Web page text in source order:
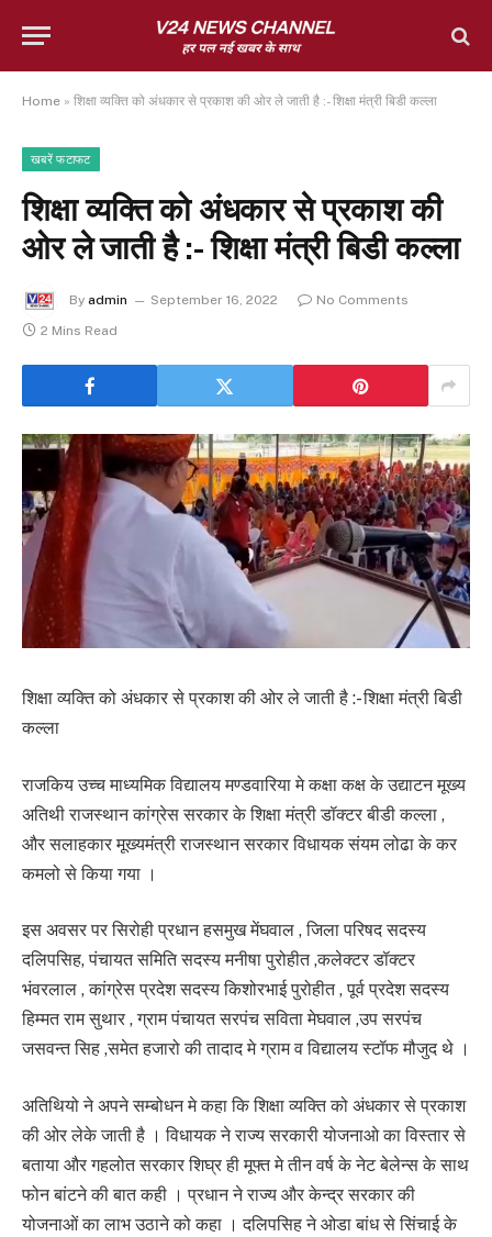
Home » शिक्षा व्यक्ति को अंधकार से प्रकाश की ओर ले जाती है :- शिक्षा मंत्री बिडी कल्ला
खबरें फटाफट
शिक्षा व्यक्ति को अंधकार से प्रकाश की
ओर ले जाती है :- शिक्षा मंत्री बिडी कल्ला
By admin September 16, 2022
No Comments
2 Mins Read
शिक्षा व्यक्ति को अंधकार से प्रकाश की ओर ले जाती है :- शिक्षा मंत्री बिडी
कल्ला
राजकिय उच्च माध्यमिक विद्यालय मण्डवारिया मे कक्षा कक्ष के उद्याटन मूख्य
अतिथी राजस्थान कांग्रेस सरकार के शिक्षा मंत्री डॉक्टर बीडी कल्ला ,
और सलाहकार मूख्यमंत्री राजस्थान सरकार विधायक संयम लोढा के कर
कमलो से किया गया ।
इस अवसर पर सिरोही प्रधान हसमुख मेंघवाल , जिला परिषद सदस्य
दलिपसिह, पंचायत समिति सदस्य मनीषा पुरोहीत ,कलेक्टर डॉक्टर
भंवरलाल , कांग्रेस प्रदेश सदस्य किशोरभाई पुरोहीत , पूर्व प्रदेश सदस्य
हिम्मत राम सुथार , ग्राम पंचायत सरपंच सविता मेघवाल ,उप सरपंच
जसवन्त सिह ,समेत हजारो की तादाद मे ग्राम व विद्यालय स्टॉफ मौजुद थे ।
अतिथियो ने अपने सम्बोधन मे कहा कि शिक्षा व्यक्ति को अंधकार से प्रकाश
की ओर लेके जाती है । विधायक ने राज्य सरकारी योजनाओ का विस्तार से
बताया और गहलोत सरकार शिघ्र ही मूफ्त मे तीन वर्ष के नेट बेलेन्स के साथ
फोन बांटने की बात कही । प्रधान ने राज्य और केन्द्र सरकार की
योजनाओं का लाभ उठाने को कहा । दलिपसिह ने ओडा बांध से सिंचाई के